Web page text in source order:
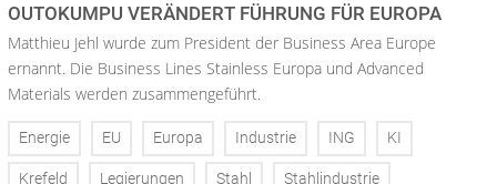
OUTOKUMPU VERÄNDERT FÜHRUNG FÜR EUROPA
Matthieu Jehl wurde zum President der Business Area Europe
ernannt. Die Business Lines Stainless Europa und Advanced
Materials werden zusammengeführt.
Energie EU Europa Industrie ING KI
Krefeld Legierungen Stahl Stahlindustrie